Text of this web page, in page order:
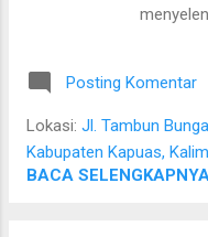
kalangan
satpam,
adalah
Posting Komentar
Lokasi: Jl. Tambun
Kabupaten Kapuas,
BACA